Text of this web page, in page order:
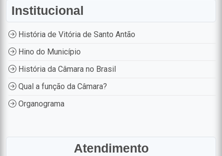
Institucional
História de Vitória de Santo Antão
Hino do Município
História da Câmara no Brasil
Qual a função da Câmara?
Organograma
Atendimento